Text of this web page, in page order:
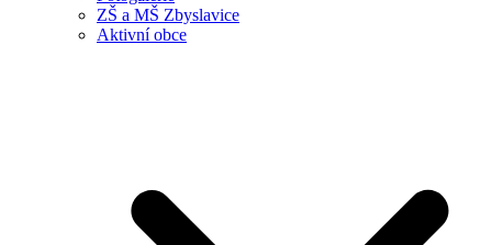
ZŠ a MŠ Zbyslavice
Aktivní obce